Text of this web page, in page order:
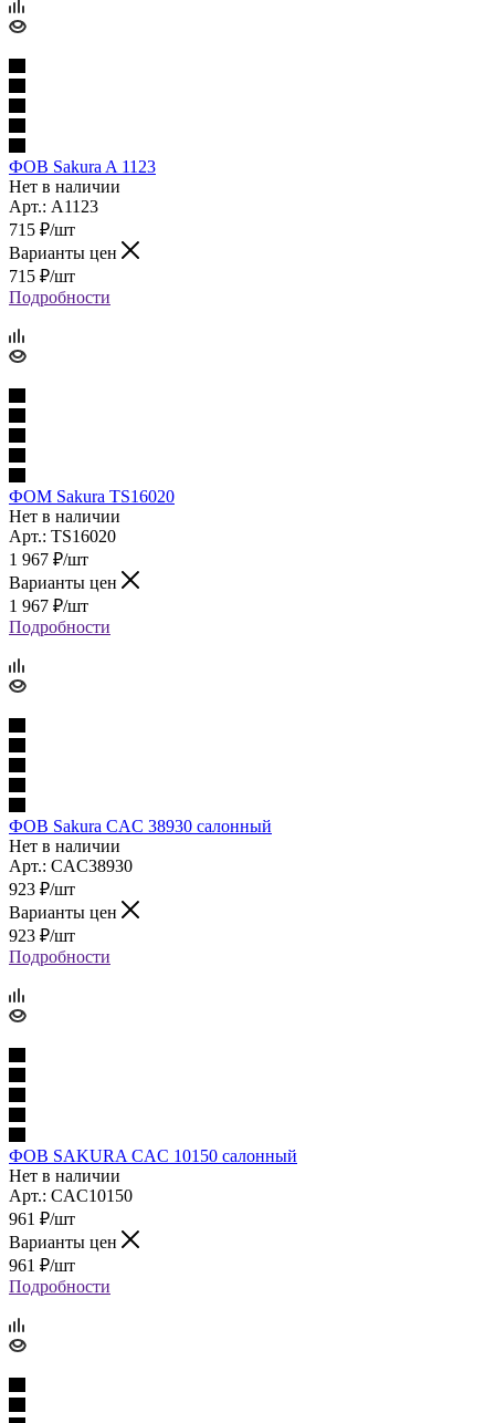
ФОВ Sakura A 1123
Нет в наличии
Арт.: A1123
715 ₽/шт
Варианты цен
715 ₽/шт
Подробности
ФОМ Sakura TS16020
Нет в наличии
Арт.: TS16020
1 967 ₽/шт
Варианты цен
1 967 ₽/шт
Подробности
ФОВ Sakura CAC 38930 салонный
Нет в наличии
Арт.: CAC38930
923 ₽/шт
Варианты цен
923 ₽/шт
Подробности
ФОВ SAKURA CAC 10150 салонный
Нет в наличии
Арт.: CAC10150
961 ₽/шт
Варианты цен
961 ₽/шт
Подробности